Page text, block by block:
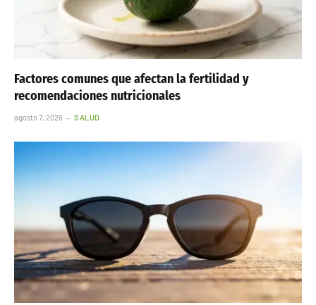
Factores comunes que afectan la fertilidad y
recomendaciones nutricionales
agosto 7, 2026 SALUD